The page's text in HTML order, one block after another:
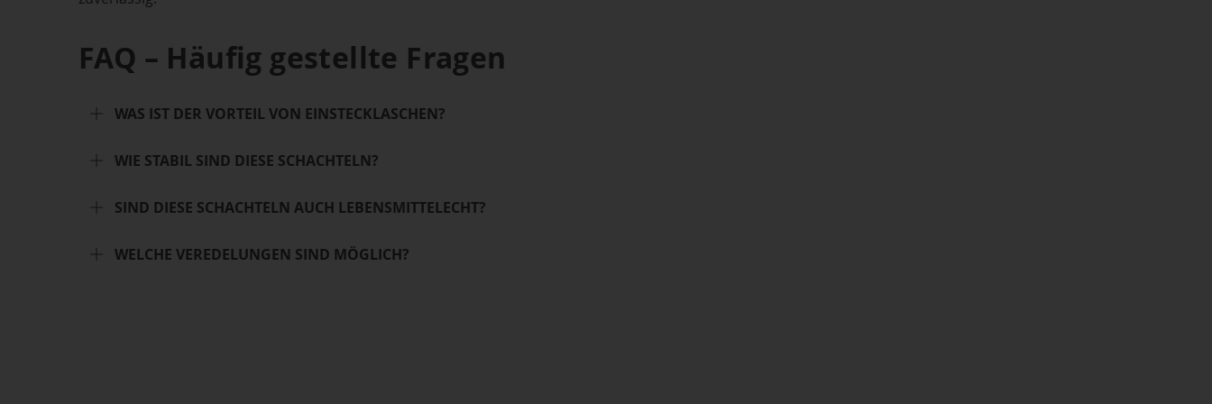
FAQ – Häufig gestellte Fragen
WAS IST DER VORTEIL VON EINSTECKLASCHEN?
WIE STABIL SIND DIESE SCHACHTELN?
SIND DIESE SCHACHTELN AUCH LEBENSMITTELECHT?
WELCHE VEREDELUNGEN SIND MÖGLICH?